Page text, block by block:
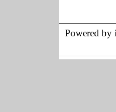
Powered